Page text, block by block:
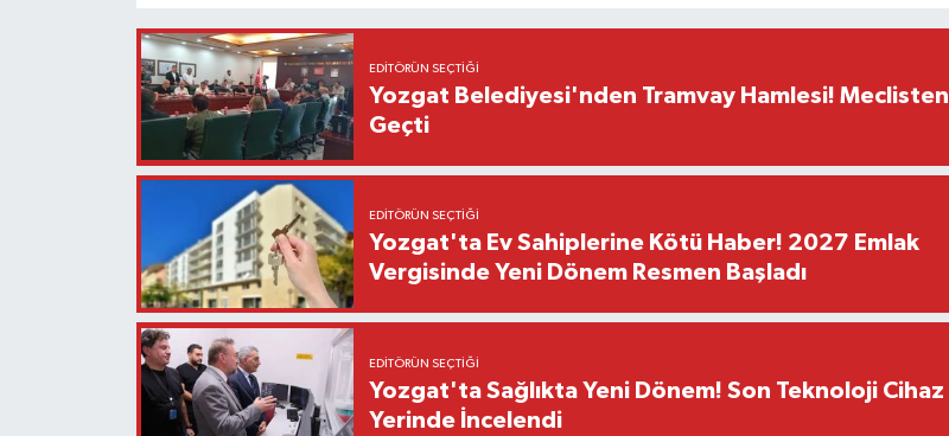
EDITÖRÜN SEÇTIĞI
Yozgat Belediyesi'nden Tramvay Hamlesi! Meclisten
Geçti
EDITÖRÜN SEÇTIĞI
Yozgat'ta Ev Sahiplerine Kötü Haber! 2027 Emlak
Vergisinde Yeni Dönem Resmen Başladı
EDITÖRÜN SEÇTIĞI
Yozgat'ta Sağlıkta Yeni Dönem! Son Teknoloji Cihaz
Yerinde İncelendi